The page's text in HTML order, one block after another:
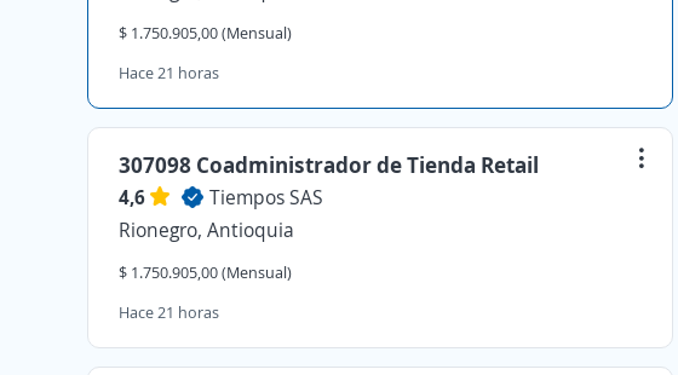
$ 1.750.905,00 (Mensual)
Hace 21 horas
307098 Coadministrador de Tienda Retail
4,6
Tiempos SAS
Rionegro, Antioquia
$ 1.750.905,00 (Mensual)
Hace 21 horas